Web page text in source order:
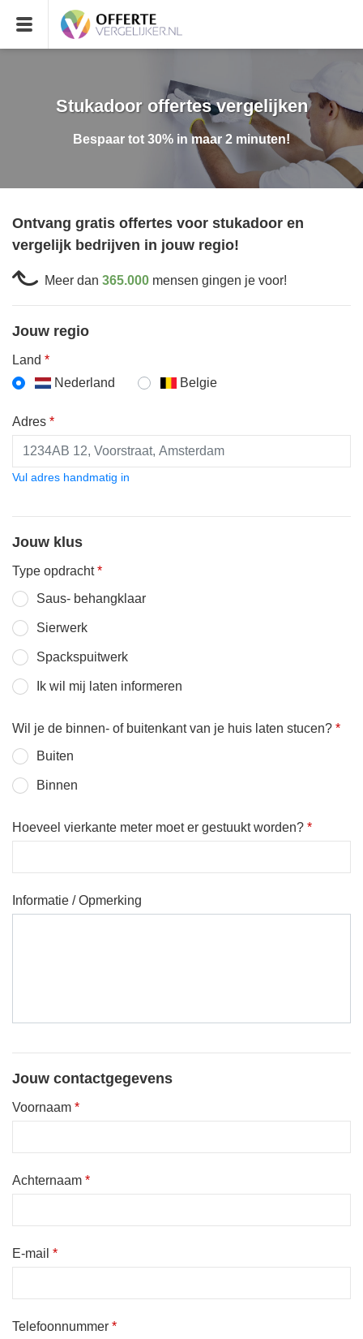
Stukadoor offertes vergelijken
Bespaar tot 30% in maar 2 minuten!
Ontvang gratis offertes voor stukadoor en
vergelijk bedrijven in jouw regio!
Meer dan 365.000 mensen gingen je voor!
Jouw regio
Land *
Nederland
Belgie
Adres *
Vul adres handmatig in
Jouw klus
Type opdracht*
Saus- behangklaar
Sierwerk
Spackspuitwerk
Ik wil mij laten informeren
Wil je de binnen- of buitenkant van je huis laten stucen? *
Buiten
Binnen
Hoeveel vierkante meter moet er gestuukt worden? *
Informatie / Opmerking
Jouw contactgegevens
Voornaam *
Achternaam *
E-mail *
Telefoonnummer *